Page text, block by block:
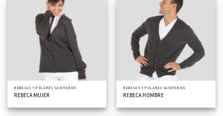
REBECAS Y POLARES SANITARIOS
REBECA MUJER
REBECAS Y POLARES SANITARIOS
REBECA HOMBRE